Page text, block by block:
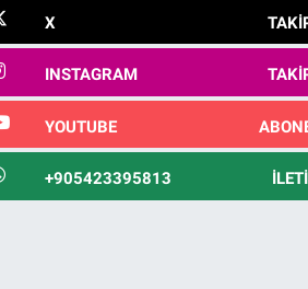
X
INSTAGRAM
YOUTUBE
+905423395813